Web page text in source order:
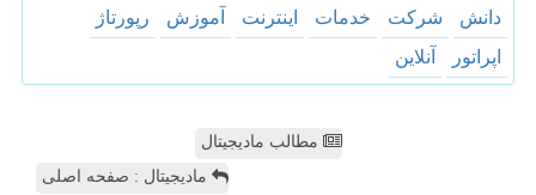
دانش شركت خدمات اینترنت آموزش
رپورتاژ
اپراتور
آنلاین
مطالب مادیجیتال
مادیجیتال : صفحه اصلی